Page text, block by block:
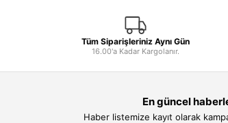
Tüm Siparişleriniz Aynı Gün
16.00'a Kadar Kargolanır.
En güncel
Haber listemize kayıt olarak